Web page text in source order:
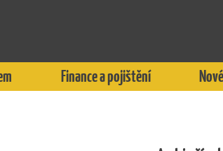
Finance a pojištění